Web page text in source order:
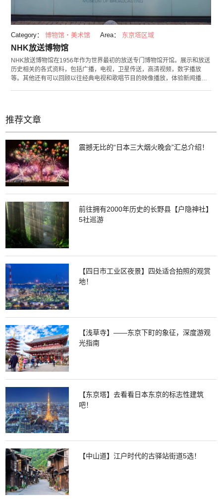
Category： 博物馆・美术馆 Area： 东京塔区域
NHK放送博物馆
NHK放送博物馆在1956年作为世界最初的放送专门博物馆开馆。展示和放送
历史相关的各式资料，包括广播，电视，卫星传送，高清视频，数字播放
等。其他还有可以回顾以往经典电视和歌唱节目的映像播放，体验新闻播报
推荐文章
震撼无比的“日本三大烟火晚会”汇总介绍！
前往拥有2000年历史的长野县【户隐神社】
5社巡游
【四日市工业区夜景】四处适合拍照的观赏
地！
【浅草寺】——东京下町的象征，深度游观
光指南
【东京塔】去看看日本东京的标志性建筑
吧！
【中山道】江户时代的古驿站街道5选！